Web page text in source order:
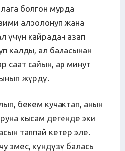
болгон мурда
алоолонуп жана
үчүн кайрадан азап
калды, ал баласынан
саат сайын, ар минут
жүрдү.
бекем кучактап, анын
кысам дегенде эки
таппай кетер эле.
эмес, күндүзү баласы